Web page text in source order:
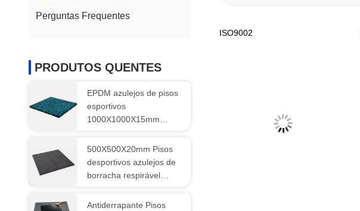
Perguntas Frequentes
PRODUTOS QUENTES
EPDM azulejos de pisos
esportivos
1000X1000X15mm
tapetes de piso respirável
500X500X20mm Pisos
desportivos azulejos de
borracha respirável
Antiderrapante Pisos
ISO9002